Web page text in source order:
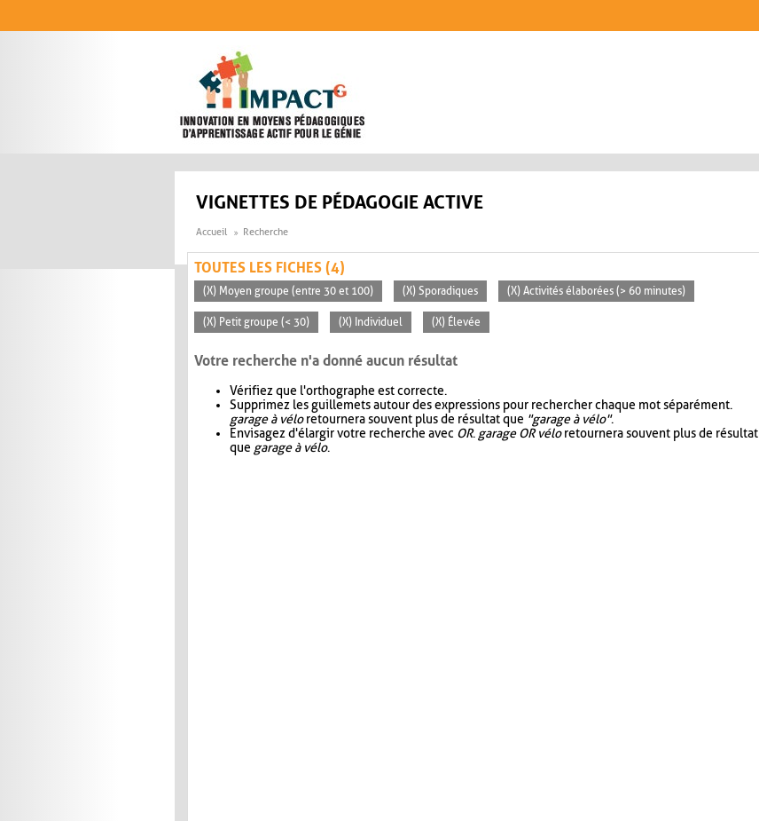
VIGNETTES DE PÉDAGOGIE ACTIVE
Accueil Recherche
TOUTES LES FICHES (4)
(X) Moyen groupe (entre 30 et 100) (X) Sporadiques (X) Activités élaborées (> 60 minutes)
(X) Petit groupe (< 30) (X) Individuel (X) Élevée
Votre recherche n'a donné aucun résultat
Vérifiez que l'orthographe est correcte.
Supprimez les guillemets autour des expressions pour rechercher chaque mot séparément.
garage à véloretournera souvent plus de résultat que "garage à vélo".
Envisagez d'élargir votre recherche avec OR. garage OR véloretournera souvent plus de résultat
que garage à vélo.